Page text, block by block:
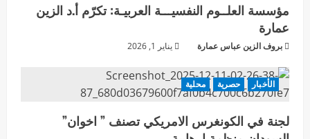
مؤسسة العلــوم النفسيـــة العربيـة: تكرّم أ.د الزين
عمارة
بروف الزين عباس عمارة يناير 1, 2026
الأخبار حصرية محلية
لجنة في الكونغرس الامريكي تصنف ” اخوان”